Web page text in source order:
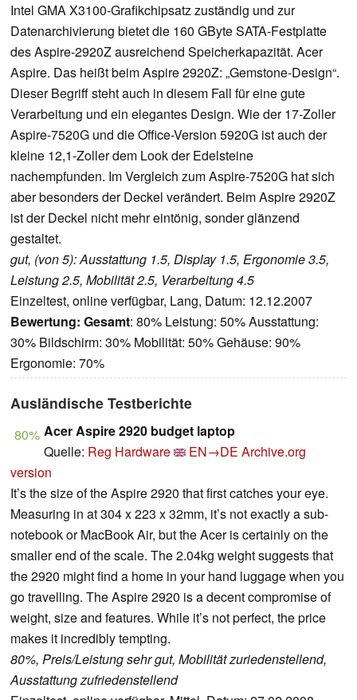
Intel GMA X3100-Grafikchipsatz zuständig und zur
Datenarchivierung bietet die 160 GByte SATA-Festplatte
des Aspire-2920Z ausreichend Speicherkapazität. Acer
Aspire. Das heißt beim Aspire 2920Z: „Gemstone-Design“.
Dieser Begriff steht auch in diesem Fall für eine gute
Verarbeitung und ein elegantes Design. Wie der 17-Zoller
Aspire-7520G und die Office-Version 5920G ist auch der
kleine 12,1-Zoller dem Look der Edelsteine
nachempfunden. Im Vergleich zum Aspire-7520G hat sich
aber besonders der Deckel verändert. Beim Aspire 2920Z
ist der Deckel nicht mehr eintönig, sonder glänzend
gestaltet.
gut, (von 5): Ausstattung 1.5, Display 1.5, Ergonomie 3.5,
Leistung 2.5, Mobilität 2.5, Verarbeitung 4.5
Einzeltest, online verfügbar, Lang, Datum: 12.12.2007
Bewertung: Gesamt: 80% Leistung: 50% Ausstattung:
30% Bildschirm: 30% Mobilität: 50% Gehäuse: 90%
Ergonomie: 70%
Ausländische Testberichte
80% Acer Aspire 2920 budget laptop
Quelle: Reg Hardware EN→DE Archive.org
version
It’s the size of the Aspire 2920 that first catches your eye.
Measuring in at 304 x 223 x 32mm, it’s not exactly a sub-
notebook or MacBook Air, but the Acer is certainly on the
smaller end of the scale. The 2.04kg weight suggests that
the 2920 might find a home in your hand luggage when you
go travelling. The Aspire 2920 is a decent compromise of
weight, size and features. While it’s not perfect, the price
makes it incredibly tempting.
80%, Preis/Leistung sehr gut, Mobilität zuriedenstellend,
Ausstattung zufriedenstellend